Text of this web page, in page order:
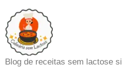
Blog de receitas sem lactose